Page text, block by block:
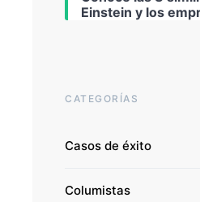
Einstein y los
CATEGORÍAS
Casos de éxito
Columistas